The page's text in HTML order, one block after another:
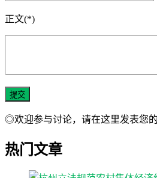
正文(*)
◎欢迎参与讨论，请在这里发表您
热门文章